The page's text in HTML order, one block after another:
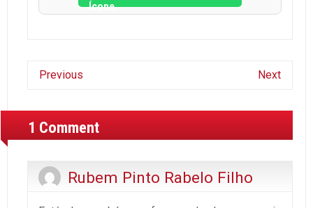
Previous Next
1 Comment
Rubem Pinto Rabelo Filho